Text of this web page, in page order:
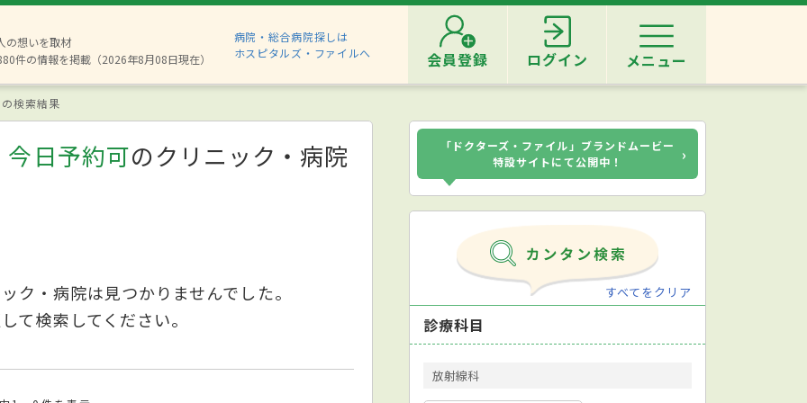
の想いを取材
件の情報を掲載（2026年8月08日現在）
病院・総合病院探しは
ホスピタルズ・ファイルへ
会員登録 ログイン メニュー
検索結果
日予約可のクリニック・病院
ク・病院は見つかりませんでした。
て検索してください。
「ドクターズ・ファイル」ブランドムービー
特設サイトにて公開中！
›
すべてをクリア
診療科目
放射線科